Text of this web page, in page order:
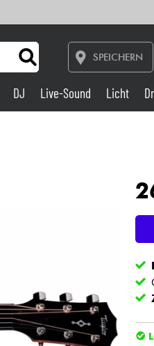
SPEICHERN
DJ Live-Sound Licht